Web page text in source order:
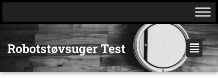
Gå
indholdet
Robotstøvsuger Test Menu